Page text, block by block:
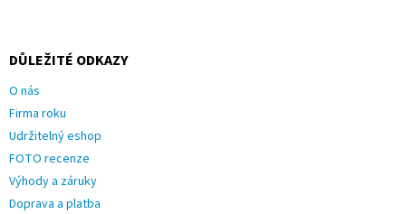
DŮLEŽITÉ ODKAZY
O nás
Firma roku
Udržitelný eshop
FOTO recenze
Výhody a záruky
Doprava a platba